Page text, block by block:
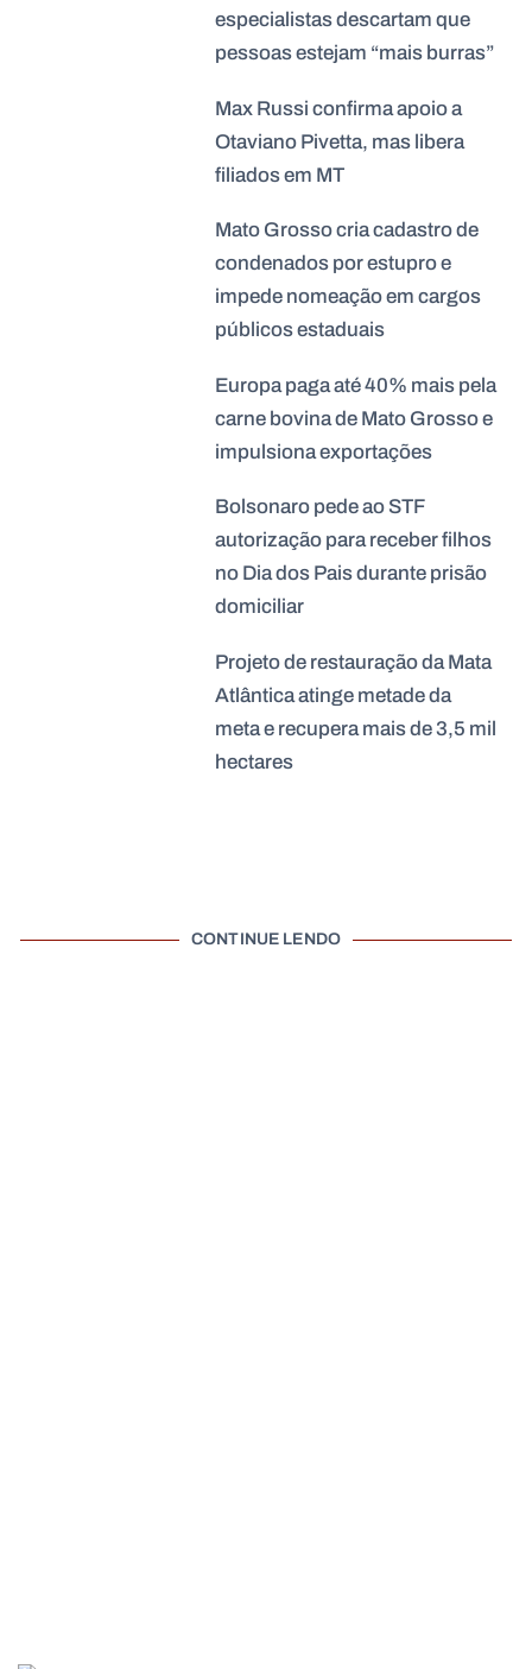
especialistas descartam que
pessoas estejam “mais burras”
Max Russi confirma apoio a
Otaviano Pivetta, mas libera
filiados em MT
Mato Grosso cria cadastro de
condenados por estupro e
impede nomeação em cargos
públicos estaduais
Europa paga até 40% mais pela
carne bovina de Mato Grosso e
impulsiona exportações
Bolsonaro pede ao STF
autorização para receber filhos
no Dia dos Pais durante prisão
domiciliar
Projeto de restauração da Mata
Atlântica atinge metade da
meta e recupera mais de 3,5 mil
hectares
CONTINUE LENDO